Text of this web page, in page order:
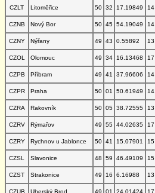
CZLT
Litoměřice 50 32 17.19849 14
CZNB
Nový Bor 50 45 54.19049 14
CZNY
Nýřany 49 43 0.55892 13
CZOL
Olomouc 49 34 16.13468 17
CZPB
Příbram 49 41 37.96606 14
CZPR
Praha 50 01 50.61949 14
CZRA
Rakovník 50 05 38.72555 13
CZRV
Rýmařov 49 55 44.02635 17
CZRY
Rychnov u Jablonce 50 41 15.07901 15
CZSL
Slavonice 48 59 46.49109 15
CZST
Strakonice 49 16 6.16988 13
CZUB
Uherský Brod 49 01 24.01424 17